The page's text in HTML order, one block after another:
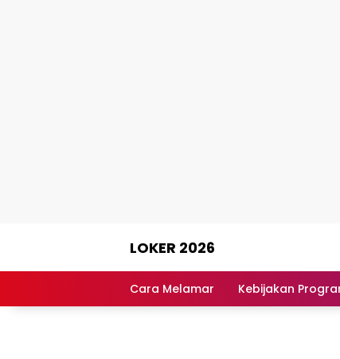
LOKER 2026
Lowongan
Cara Melamar Kebijakan